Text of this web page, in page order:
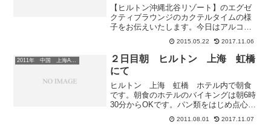
【ヒルトン沖縄北谷リゾート】のエグゼ
クティブラウンジのカクテルタイムの様
子をお伝えいたします。今日はアルコー
ル類です。定番のオリオンビールリキュ
ール類ワインは赤白とスパークリング各
１本泡盛など沖縄らしいものがあればも
っといいかなぁといますが...
2015.05.22 2017.11.06
2011年 中国 上海ANAツアー
２日目朝 ヒルトン 上海 虹橋
にて
ヒルトン 上海 虹橋 ホテル内で朝食
です。朝食のホテルのバイキングは朝6時
30分からOKです。パン類をはじめ点心コ
ーナー・サラダコーナー日本食コーナー
など好きなものを好きなだけ食べます。
2011.08.01 2017.11.07